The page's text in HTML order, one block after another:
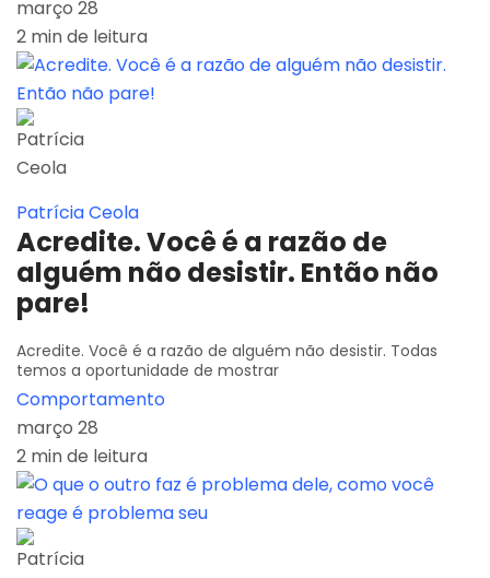
março 28
2 min de leitura
Patrícia Ceola
Acredite. Você é a razão de
alguém não desistir. Então não
pare!
Acredite. Você é a razão de alguém não desistir. Todas
temos a oportunidade de mostrar
Comportamento
março 28
2 min de leitura